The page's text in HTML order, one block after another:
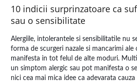
10 indicii surprinzatoare ca
sau o sensibilitate
Alergiile, intolerantele si sensibilitatile nu
forma de scurgeri nazale si mancarimi ale
manifesta in tot felul de alte moduri.
un simptom alergic sau pot manifesta o
nici cea mai mica idee ca adevarata